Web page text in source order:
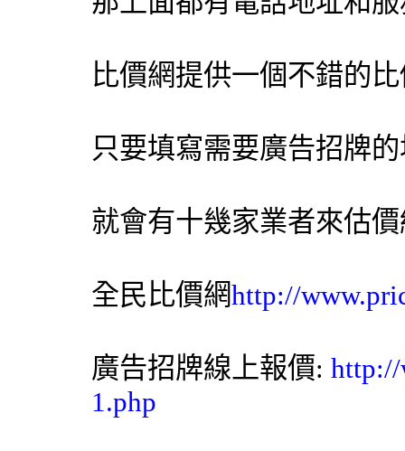
比價網提供一個不錯的
只要填寫需要廣告招牌
就會有十幾家業者來估
全民比價網http://
廣告招牌線上報價: http://
1.php